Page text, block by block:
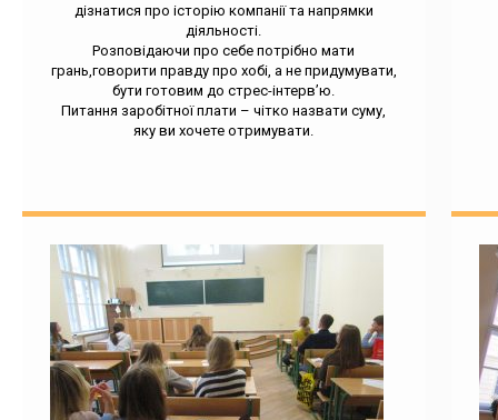
дізнатися про історію компанії та напрямки
діяльності.
Розповідаючи про себе потрібно мати
грань,говорити правду про хобі, а не придумувати,
бути готовим до стрес-інтерв’ю.
Питання заробітної плати – чітко назвати суму,
яку ви хочете отримувати.